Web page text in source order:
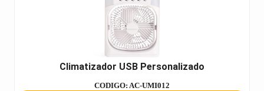
Climatizador USB Personalizado
CODIGO: AC-UMI012